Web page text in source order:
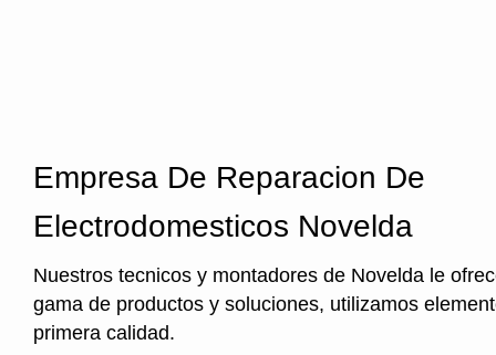
Empresa De Reparacion De
Electrodomesticos Novelda
Nuestros tecnicos y montadores de Novelda le
gama de productos y soluciones, utilizamos
primera calidad.